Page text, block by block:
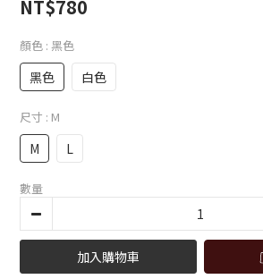
NT$780
顏色 : 黑色
黑色 白色
尺寸 : M
M L
數量
加入購物車